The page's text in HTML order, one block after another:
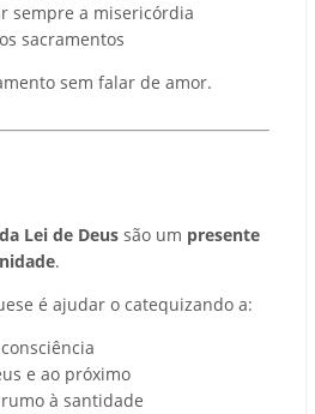
sempre a misericórdia
sacramentos
sem falar de amor.
Lei de Deus são um presente
.
é ajudar o catequizando a:
e ao próximo
à santidade